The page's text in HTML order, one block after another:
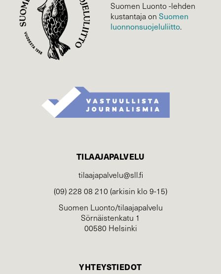
Suomen Luonto -lehden
kustantaja on Suomen
luonnonsuojelu­liitto.
TILAAJAPALVELU
tilaajapalvelu@sll.fi
(09) 228 08 210 (arkisin klo 9-15)
Suomen Luonto/tilaajapalvelu
Sörnäistenkatu 1
00580 Helsinki
YHTEYSTIEDOT